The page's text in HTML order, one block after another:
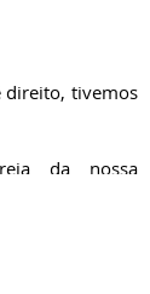
direito, tivemos
da nossa